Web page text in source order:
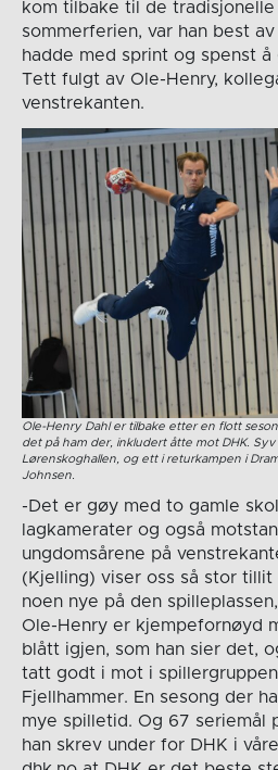
kom tilbake til de
sommerferien, var han best
hadde med sprint og spenst å
Tett fulgt av Ole-Henry,
venstrekanten.
Ole-Henry Dahl er tilbake etter en flott
det på ham der, inkludert åtte mot DHK.
Lørenskoghallen, og ett i returkampen i
Johnsen.
-Det er gøy med to gamle
lagkamerater og også
ungdomsårene på
(Kjelling) viser oss så stor
noen nye på den
Ole-Henry er kjempefornøyd
blått igjen, som han sier det,
tatt godt i mot i
Fjellhammer. En sesong der
mye spilletid. Og 67 seriemål
han skrev under for DHK i